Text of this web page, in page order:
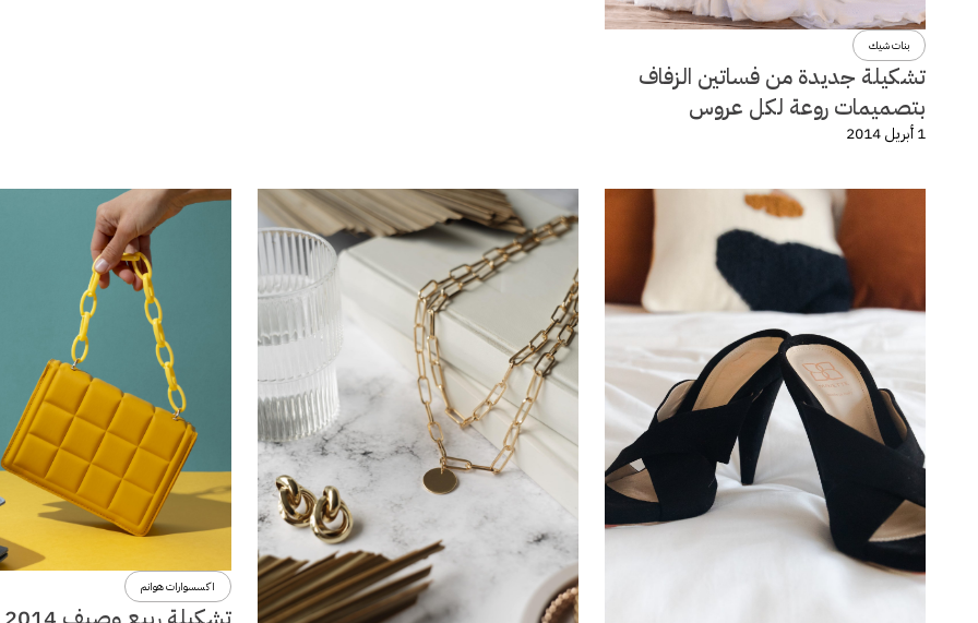
بنات شيك
تشكيلة جديدة من فساتين الزفاف
بتصميمات روعة لكل عروس
1 أبريل 2014
اكسسوارات هوانم